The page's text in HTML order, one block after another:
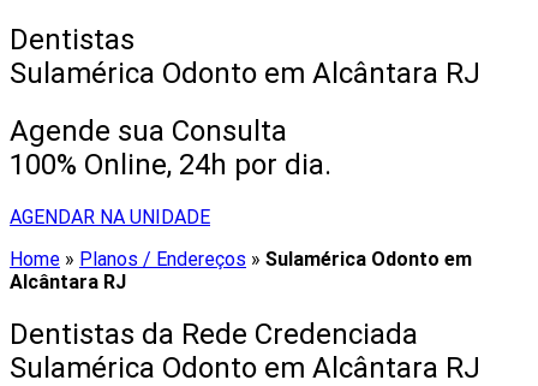
Dentistas
Sulamérica Odonto em Alcântara RJ
Agende sua Consulta
100% Online, 24h por dia.
AGENDAR NA UNIDADE
Home » Planos / Endereços » Sulamérica Odonto em
Alcântara RJ
Dentistas da Rede Credenciada
Sulamérica Odonto em Alcântara RJ